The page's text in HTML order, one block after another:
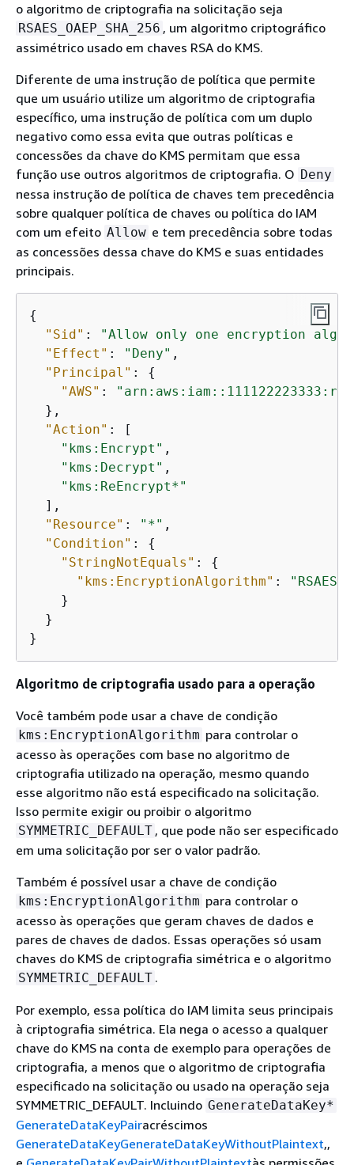
o algoritmo de criptografia na solicitação seja
RSAES_OAEP_SHA_256 , um algoritmo criptográfico
assimétrico usado em chaves RSA do KMS.
Diferente de uma instrução de política que permite
que um usuário utilize um algoritmo de criptografia
específico, uma instrução de política com um duplo
negativo como essa evita que outras políticas e
concessões da chave do KMS permitam que essa
função use outros algoritmos de criptografia. O Deny
nessa instrução de política de chaves tem precedência
sobre qualquer política de chaves ou política do IAM
com um efeito Allow e tem precedência sobre todas
as concessões dessa chave do KMS e suas entidades
principais.
{
"Sid" :
"Allow only one encryption
"Effect" : "Deny" ,
"Principal" : {
"AWS" :
  },
"Action" : [
"kms:Encrypt" ,
"kms:Decrypt" ,
"kms:ReEncrypt*"
  ],
"Resource" : "*" ,
"Condition" : {
"StringNotEquals" : {
"kms:EncryptionAlgorithm" :
    }
  }
}
Algoritmo de criptografia usado para a operação
Você também pode usar a chave de condição
kms:EncryptionAlgorithm para controlar o
acesso às operações com base no algoritmo de
criptografia utilizado na operação, mesmo quando
esse algoritmo não está especificado na solicitação.
Isso permite exigir ou proibir o algoritmo
SYMMETRIC_DEFAULT , que pode não ser especificado
em uma solicitação por ser o valor padrão.
Também é possível usar a chave de condição
kms:EncryptionAlgorithm para controlar o
acesso às operações que geram chaves de dados e
pares de chaves de dados. Essas operações só usam
chaves do KMS de criptografia simétrica e o algoritmo
SYMMETRIC_DEFAULT .
Por exemplo, essa política do IAM limita seus principais
à criptografia simétrica. Ela nega o acesso a qualquer
chave do KMS na conta de exemplo para operações de
criptografia, a menos que o algoritmo de criptografia
especificado na solicitação ou usado na operação seja
SYMMETRIC_DEFAULT. Incluindo GenerateDataKey*
GenerateDataKeyPairacréscimos
GenerateDataKeyGenerateDataKeyWithoutPlaintext,,